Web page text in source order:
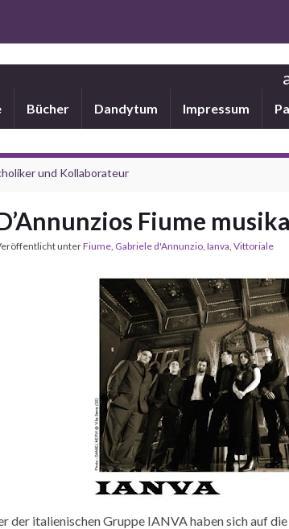
Bücher Dandytum Impressum
und Kollaborateur
Fiume
unterFiume, Gabriele d'Annunzio, Ianva, Vittoriale
der italienischen Gruppe IANVA haben sich auf